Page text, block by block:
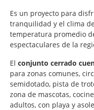
Es un proyecto para
tranquilidad y el clima
temperatura promedio
espectaculares de la
El conjunto cerrado
para zonas comunes,
semidotado, pista de
zona de mascotas,
adultos, con playa y